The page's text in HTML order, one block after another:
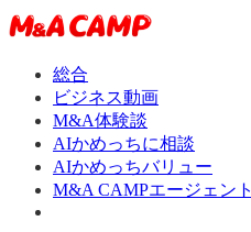
総合
ビジネス動画
M&A体験談
AIかめっちに相談
AIかめっちバリュー
M&A CAMPエージェント